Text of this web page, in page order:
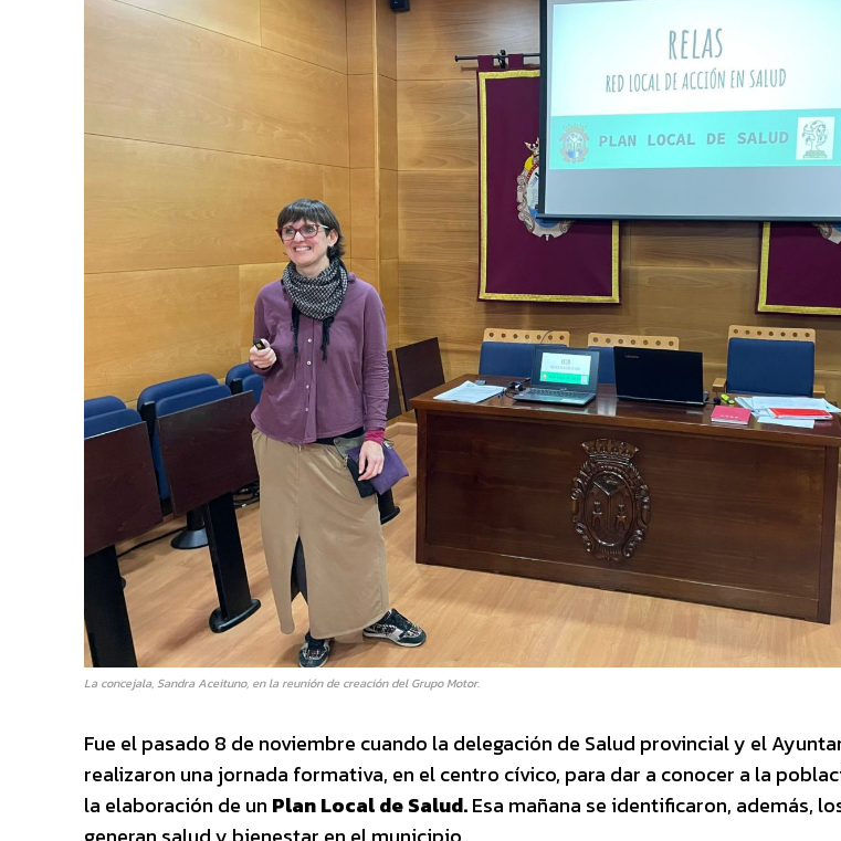
La concejala, Sandra Aceituno, en la reunión de creación del Grupo Motor.
Fue el pasado 8 de noviembre cuando la delegación de Salud provincial y el
realizaron una jornada formativa, en el centro cívico, para dar a conocer a la
la elaboración de un Plan Local de Salud.Esa mañana se identificaron, además,